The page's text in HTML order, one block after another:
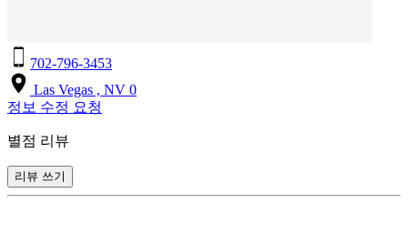
702-796-3453
Las Vegas , NV 0
정보 수정 요청
별점 리뷰
리뷰 쓰기